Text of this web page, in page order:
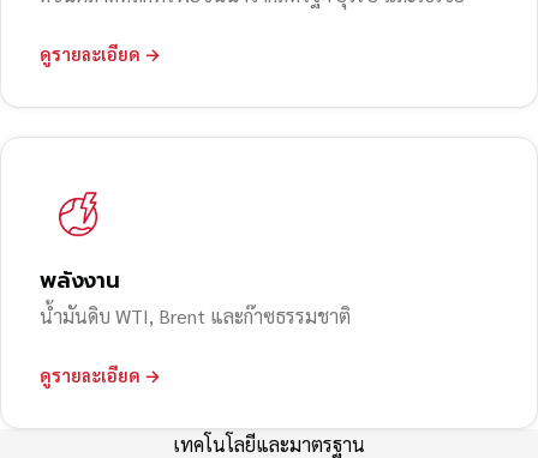
ดูรายละเอียด →
พลังงาน
น้ำมันดิบ WTI, Brent และก๊าซธรรมชาติ
ดูรายละเอียด →
เทคโนโลยีและมาตรฐาน